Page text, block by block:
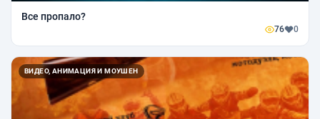
Все пропало?
76 0
ВИДЕО, АНИМАЦИЯ И МОУШЕН